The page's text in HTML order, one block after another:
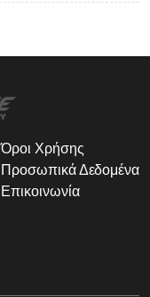
Όροι Χρήσης
Προσωπικά Δεδομένα
Επικοινωνία